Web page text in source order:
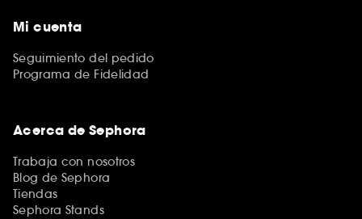
Mi cuenta
Seguimiento del pedido
Programa de Fidelidad
Acerca de Sephora
Trabaja con nosotros
Blog de Sephora
Tiendas
Sephora Stands